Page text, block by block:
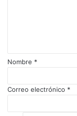
Nombre *
Correo electrónico *